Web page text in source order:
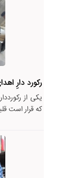
رکورد دارِ
یکی از
که قرار است